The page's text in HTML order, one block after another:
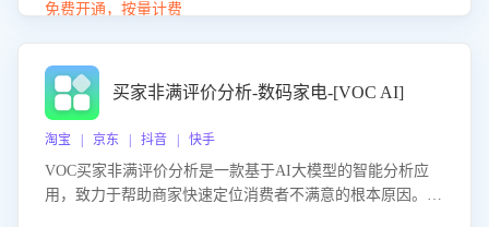
别客户情绪、归因争议根源，并客观评估客服应对合理性与
能力，阻断差评扩散，维护品牌声誉，实现客户满意度的持
续提升。
免费开通，按量计费
买家非满评价分析-数码家电-[VOC AI]
淘宝 | 京东 | 抖音 | 快手
VOC买家非满评价分析是一款基于AI大模型的智能分析应
用，致力于帮助商家快速定位消费者不满意的根本原因。该